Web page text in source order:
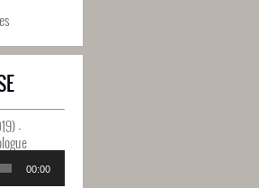
-
00:00